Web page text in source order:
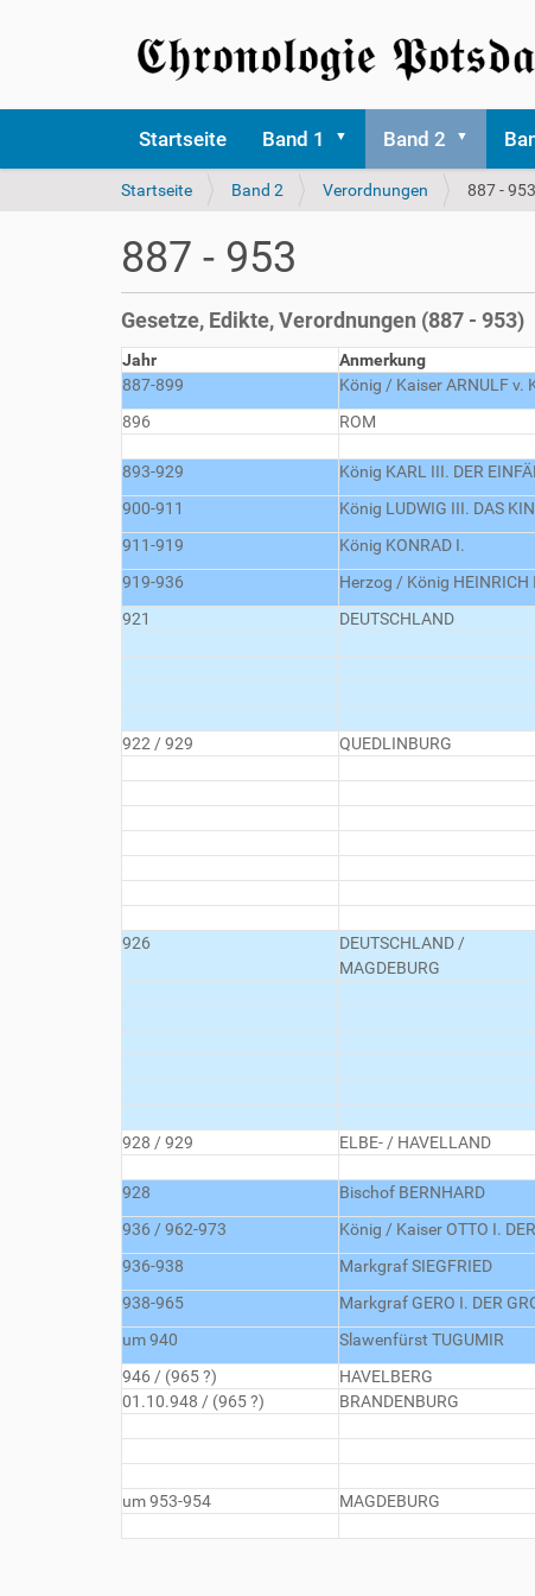
Startseite Band 1 Band 2
S
s
d
h
i
r
Startseite Band 2 Verordnungen 887 - 953
887 - 953
Gesetze, Edikte, Verordnungen (887 - 953)
Jahr Anmerkung
887-899
König / Kaiser ARNULF v.
896
ROM
893-929
König KARL III. DER
900-911
König LUDWIG III. DAS
911-919
König KONRAD I.
919-936
Herzog / König HEINRICH
921
DEUTSCHLAND
922 / 929
QUEDLINBURG
926
DEUTSCHLAND /
MAGDEBURG
928 / 929
ELBE- / HAVELLAND
928
Bischof BERNHARD
936 / 962-973
König / Kaiser OTTO I.
936-938
Markgraf SIEGFRIED
938-965
Markgraf GERO I. DER
um 940
Slawenfürst TUGUMIR
946 / (965 ?)
HAVELBERG
01.10.948 / (965 ?)
BRANDENBURG
um 953-954
MAGDEBURG